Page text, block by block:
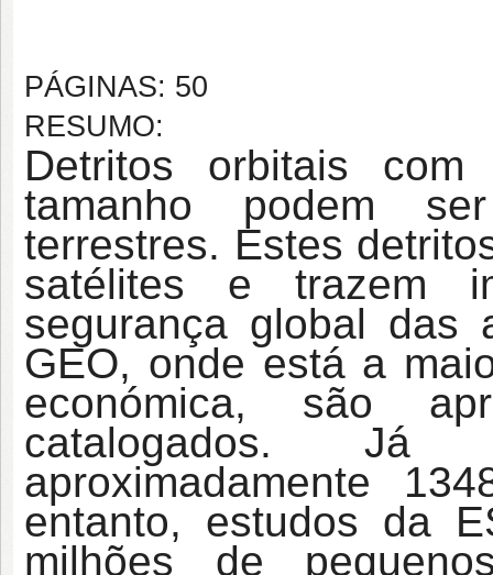
PÁGINAS: 50
RESUMO:
Detritos orbitais
tamanho podem
terrestres. Estes
satélites e trazem
segurança global das
GEO, onde está a
económica, são
catalogados.
aproximadamente
entanto, estudos da
milhões de